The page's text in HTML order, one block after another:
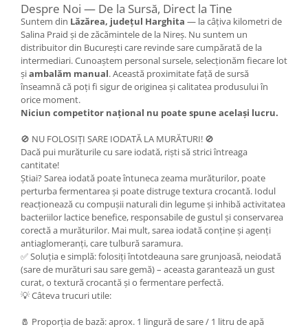
Despre Noi — De la Sursă, Direct la Tine
Suntem din Lăzărea, județul Harghita — la câțiva kilometri de
Salina Praid și de zăcămintele de la Nireș. Nu suntem un
distribuitor din București care revinde sare cumpărată de la
intermediari. Cunoaștem personal sursele, selecționăm fiecare lot
șiambalăm manual. Această proximitate față de sursă
înseamnă că poți fi sigur de originea și calitatea produsului în
orice moment.
Niciun competitor național nu poate spune același lucru.
🚫 NU FOLOSIȚI SARE IODATĂ LA MURĂTURI! 🚫
Dacă pui murăturile cu sare iodată, riști să strici întreaga
cantitate!
Știai? Sarea iodată poate întuneca zeama murăturilor, poate
perturba fermentarea și poate distruge textura crocantă. Iodul
reacționează cu compușii naturali din legume și inhibă activitatea
bacteriilor lactice benefice, responsabile de gustul și conservarea
corectă a murăturilor. Mai mult, sarea iodată conține și agenți
antiaglomeranți, care tulbură saramura.
✅ Soluția e simplă: folosiți întotdeauna sare grunjoasă, neiodată
(sare de murături sau sare gemă) – aceasta garantează un gust
curat, o textură crocantă și o fermentare perfectă.
💡 Câteva trucuri utile:
🧂 Proporția de bază: aprox. 1 lingură de sare / 1 litru de apă